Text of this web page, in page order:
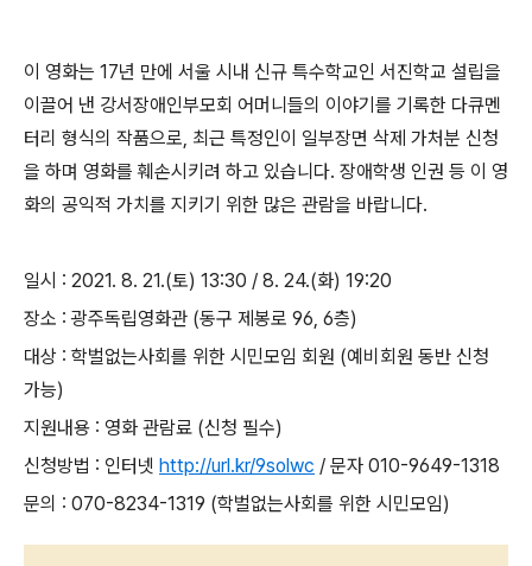
이 영화는 17년 만에 서울 시내 신규 특수학교인 서진학교 설립을
이끌어 낸 강서장애인부모회 어머니들의 이야기를 기록한 다큐멘
터리 형식의 작품으로, 최근 특정인이 일부장면 삭제 가처분 신청
을 하며 영화를 훼손시키려 하고 있습니다. 장애학생 인권 등 이 영
화의 공익적 가치를 지키기 위한 많은 관람을 바랍니다.
일시 : 2021. 8. 21.(토) 13:30 / 8. 24.(화) 19:20
장소 :광주독립영화관 (동구 제봉로 96, 6층)
대상 : 학벌없는사회를 위한 시민모임 회원 (예비회원 동반 신청
가능)
지원내용 : 영화 관람료 (신청 필수)
신청방법 : 인터넷 http://url.kr/9solwc / 문자 010-9649-1318
문의 : 070-8234-1319 (학벌없는사회를 위한 시민모임)